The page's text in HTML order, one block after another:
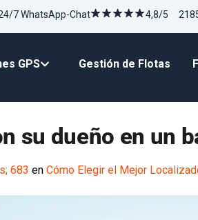
7 WhatsApp-Chat 4,8/5
GPS Gestión de Flotas
su dueño en un
683 en Cómo Elegir el Mejor